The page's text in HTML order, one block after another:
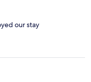
our stay